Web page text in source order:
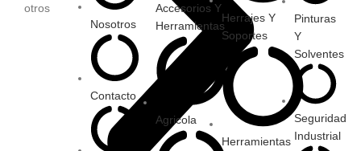
otros
Nosotros
Contacto
Accesorios Y
Herramientas
Agricola
Herrajes Y
Soportes
Herramientas
Pinturas
Y
Solventes
Seguridad
Industrial